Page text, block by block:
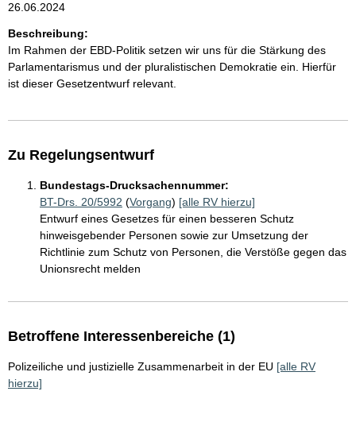
26.06.2024
Beschreibung:
Im Rahmen der EBD-Politik setzen wir uns für die Stärkung des
Parlamentarismus und der pluralistischen Demokratie ein. Hierfür
ist dieser Gesetzentwurf relevant.
Zu Regelungsentwurf
Bundestags-Drucksachennummer:
BT-Drs. 20/5992 (Vorgang) [alle RV hierzu]
Entwurf eines Gesetzes für einen besseren Schutz
hinweisgebender Personen sowie zur Umsetzung der
Richtlinie zum Schutz von Personen, die Verstöße gegen das
Unionsrecht melden
Betroffene Interessenbereiche (1)
Polizeiliche und justizielle Zusammenarbeit in der EU [alle RV
hierzu]